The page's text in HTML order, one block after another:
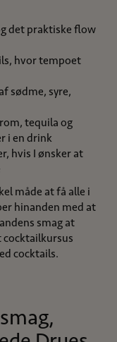
det praktiske flow
hvor tempoet
sødme, syre,
tequila og
i en drink
hvis I ønsker at
måde at få alle i
hinanden med at
smag at
cocktails.